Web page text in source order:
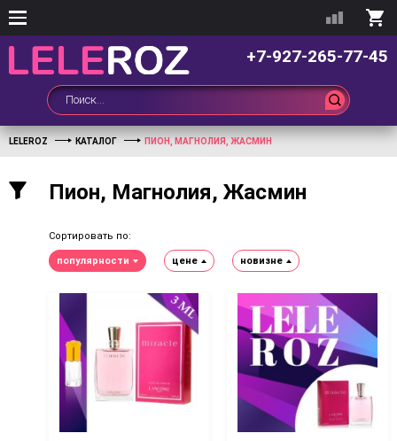
+7-927-265-77-45
LELEROZ КАТАЛОГ ПИОН, МАГНОЛИЯ, ЖАСМИН
Пион, Магнолия, Жасмин
Сортировать по:
популярности цене новизне